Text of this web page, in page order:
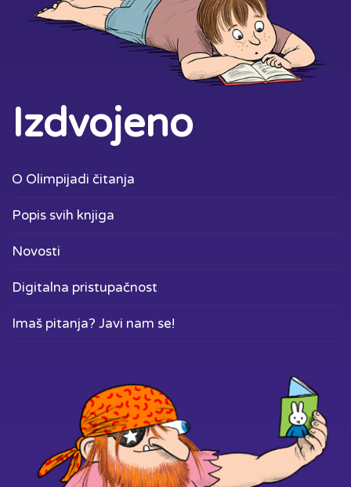
Izdvojeno
O Olimpijadi čitanja
Popis svih knjiga
Novosti
Digitalna pristupačnost
Imaš pitanja? Javi nam se!